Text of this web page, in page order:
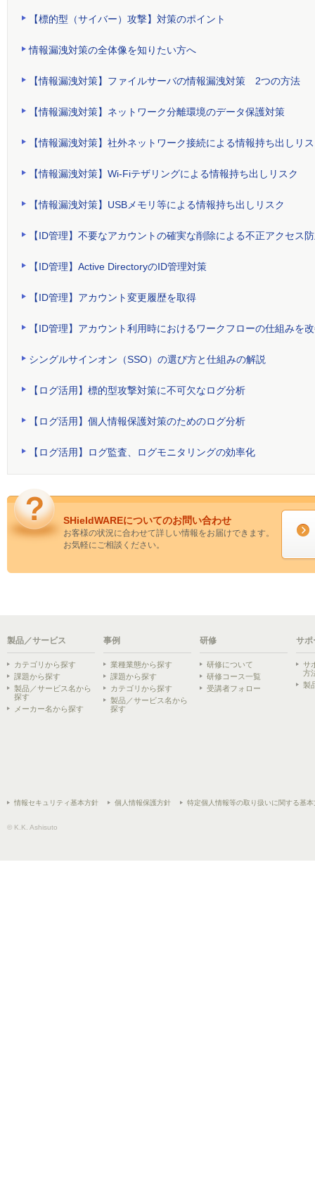
【標的型（サイバー）攻撃】対策のポイント
情報漏洩対策の全体像を知りたい方へ
【情報漏洩対策】ファイルサーバの情報漏洩対策 2つの方法
【情報漏洩対策】ネットワーク分離環境のデータ保護対策
【情報漏洩対策】社外ネットワーク接続による情報持ち出しリ
【情報漏洩対策】Wi-Fiテザリングによる情報持ち出しリスク
【情報漏洩対策】USBメモリ等による情報持ち出しリスク
【ID管理】不要なアカウントの確実な削除による不正アクセス
【ID管理】Active DirectoryのID管理対策
【ID管理】アカウント変更履歴を取得
【ID管理】アカウント利用時におけるワークフローの仕組みを
シングルサインオン（SSO）の選び方と仕組みの解説
【ログ活用】標的型攻撃対策に不可欠なログ分析
【ログ活用】個人情報保護対策のためのログ分析
【ログ活用】ログ監査、ログモニタリングの効率化
SHieldWAREについてのお問い合わせ
お客様の状況に合わせて詳しい情報をお届けできます。
お気軽にご相談ください。
製品／サービス
カテゴリから探す
課題から探す
製品／サービス名から
探す
メーカー名から探す
事例
業種業態から探す
課題から探す
カテゴリから探す
製品／サービス名から
探す
研修
研修について
研修コース一覧
受講者フォロー
サポ
サ
方
製
情報セキュリティ基本方針 個人情報保護方針 特定個人情報等の取り扱いに関する基本
© K.K. Ashisuto